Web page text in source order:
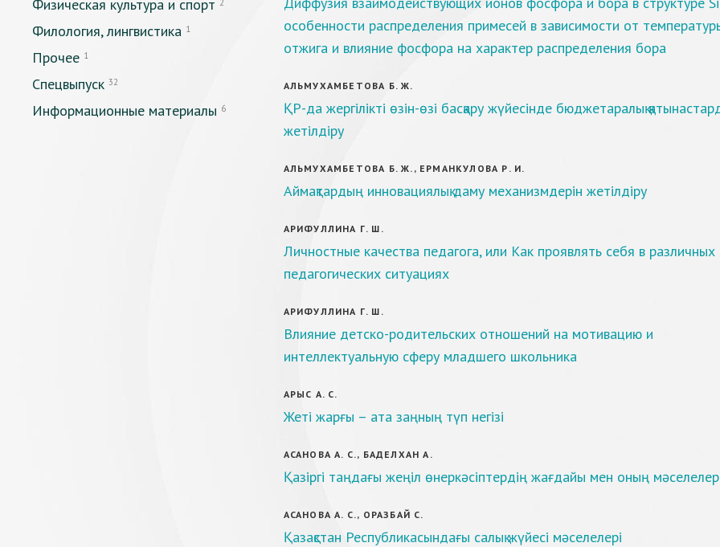
Физическая культура и спорт 2
Филология, лингвистика 1
Прочее 1
Спецвыпуск 32
Информационные материалы 6
особенности распределения примесей в зависимости от
отжига и влияние фосфора на характер распределения бора
АЛЬМУХАМБЕТОВА Б. Ж.
ҚР-да жергілікті өзін-өзі басқару жүйесінде бюджетаралық
жетілдіру
АЛЬМУХАМБЕТОВА Б. Ж., ЕРМАНКУЛОВА Р. И.
Аймақтардың инновациялық даму механизмдерін жетілдіру
АРИФУЛЛИНА Г. Ш.
Личностные качества педагога, или Как проявлять себя в различных
педагогических ситуациях
АРИФУЛЛИНА Г. Ш.
Влияние детско-родительских отношений на мотивацию и
интеллектуальную сферу младшего школьника
АРЫС А. С.
Жеті жарғы – ата заңның түп негізі
АСАНОВА А. С., БАДЕЛХАН А.
Қазіргі таңдағы жеңіл өнеркәсіптердің жағдайы мен оның
АСАНОВА А. С., ОРАЗБАЙ С.
Қазақстан Республикасындағы салық жүйесі мәселелері